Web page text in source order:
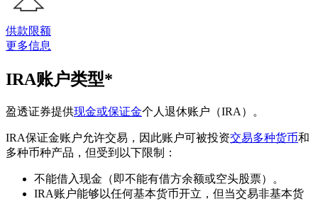
供款限额
更多信息
IRA账户类型*
盈透证券提供现金或保证金个人退休账户（IRA）。
IRA保证金账户允许交易，因此账户可被投资交易多种货币和
多种币种产品，但受到以下限制：
不能借入现金（即不能有借方余额或空头股票）。
IRA账户能够以任何基本货币开立，但当交易非基本货